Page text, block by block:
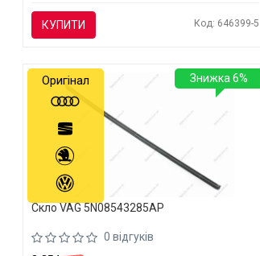
КУПИТИ Код: 646399-5
Скло VAG 5N08543285AP
0 відгуків
Знижка 6%
Оригінал